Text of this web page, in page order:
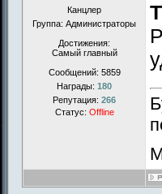
Канцлер
Группа: Администраторы
Достижения:
Самый главный
Сообщений: 5859
Награды: 180
Репутация: 266
Статус: Offline